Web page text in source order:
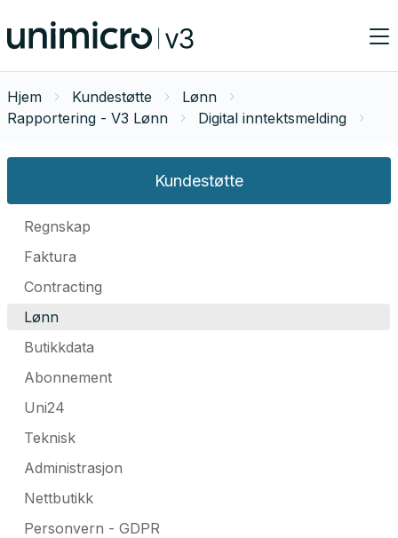
Hjem Kundestøtte
Lønn
Rapportering - V3 Lønn
Digital inntektsmelding
Kundestøtte
Regnskap
Faktura
Contracting
Lønn
Butikkdata
Abonnement
Uni24
Teknisk
Administrasjon
Nettbutikk
Personvern - GDPR